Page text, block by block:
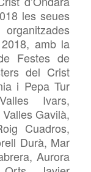
les seues
amb la
Festes de
del Crist
i Pepa Tur
Ivars,
Gavilà,
Cuadros,
Durà, Mar
Aurora